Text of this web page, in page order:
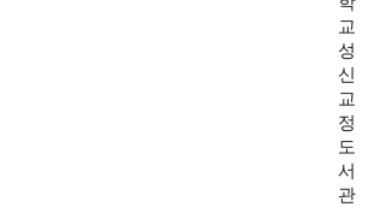
교
성
신
교
정
도
서
관